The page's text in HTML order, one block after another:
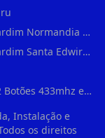
Bairros Atendidos Portao Automatico Sp Jardim Normandia Guarulhos Sp Motor Para Portao Automatico Eletronico
Bairros Atendidos Portao Automatico Sp Jardim Santa Edwirges Guarulhos Sp Motor Para Portao Automatico Eletronico
Kit 4 Controle Remoto Ppa Zap Pop Preto 2 Botões 433mhz em Pari
Instalação e
os direitos